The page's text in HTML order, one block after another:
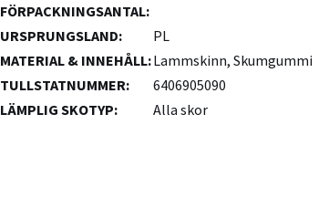
FÖRPACKNINGSANTAL:
URSPRUNGSLAND:
PL
MATERIAL & INNEHÅLL:Lammskinn, Skumgummi
TULLSTATNUMMER:
6406905090
LÄMPLIG SKOTYP: Alla skor